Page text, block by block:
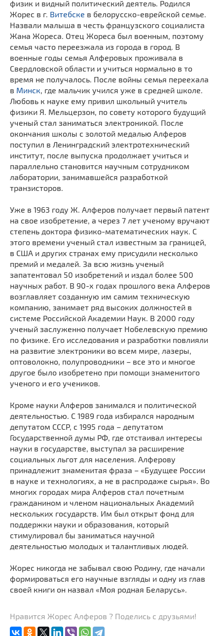
физик и видный политический деятель. Родился
Жорес в г. Витебске в белорусско-еврейской семье.
Назвали малыша в честь французского социалиста
Жана Жореса. Отец Жореса был военным, поэтому
семья часто переезжала из города в город. В
военные годы семья Алферовых проживала в
Свердловской области и учиться нормально в то
время не получалось. После войны семья переехала
в Минск , где мальчик учился уже в средней школе.
Любовь к науке ему привил школьный учитель
физики Я. Мельцерзон, по совету которого будущий
ученый стал заниматься электроникой. После
окончания школы с золотой медалью Алферов
поступил в Ленинградский электротехнический
институт, после выпуска продолжает учиться и
параллельно становится научным сотрудником
лаборатории, занимавшейся разработкой
транзисторов.
Уже в 1963 году Ж. Алферов получает первый патент
на свое изобретение, а через 7 лет ученому вручают
степень доктора физико-математических наук. С
этого времени ученый стал известным за границей,
в США и других странах ему присудили несколько
премий и медалей. За всю жизнь ученый
запатентовал 50 изобретений и издал более 500
научных работ. В 90-х годах прошлого века Алферов
возглавляет созданную им самим техническую
компанию, занимает ряд высоких должностей в
системе Российской Академии Наук. В 2000 году
ученый заслуженно получает Нобелевскую премию
по физике. Его исследования и разработки повлияли
на развитие электроники во всем мире, лазеры,
оптоволокно, полупроводники – все это и многое
другое было изобретено при помощи знаменитого
ученого и его учеников.
Кроме науки Алферов занимался и политической
деятельностью. С 1989 года избирался народным
депутатом СССР, с 1995 года – депутатом
Государственной думы РФ, где отстаивал интересы
науки в государстве, выступал за расширение
социальных льгот для населения. Алферову
принадлежит знаменитая фраза – «Будущее России
в науке и технологиях, а не в распродаже сырья». Во
многих городах мира Алферов стал почетным
гражданином и членом национальных Академий
нескольких государств. Им был открыт фонд для
поддержки науки и образования, который
стимулировал бы заниматься научной
деятельностью молодых и талантливых людей.
Жорес никогда не забывал свою Родину, где начали
формироваться его научные взгляды и одну из глав
своей книги он назвал «Моя родная Беларусь».
Нравится Жорес Алферов ? Поделись с друзьями!